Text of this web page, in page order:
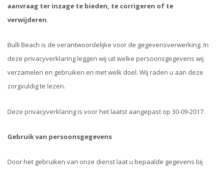
aanvraag ter inzage te bieden, te corrigeren of te
verwijderen.
Bulli Beach is de verantwoordelijke voor de gegevensverwerking. In
deze privacyverklaring leggen wij uit welke persoonsgegevens wij
verzamelen en gebruiken en met welk doel. Wij raden u aan deze
zorgvuldig te lezen.
Deze privacyverklaring is voor het laatst aangepast op 30-09-2017.
Gebruik van persoonsgegevens
Door het gebruiken van onze dienst laat u bepaalde gegevens bij